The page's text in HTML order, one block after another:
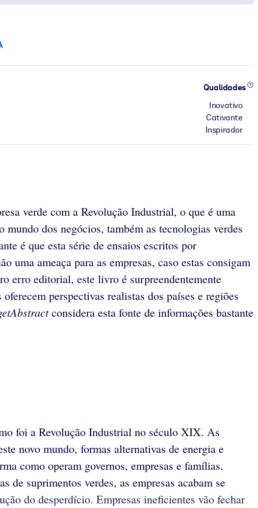
Qualidades
Inovativo
Cativante
Inspirador
verde com a Revolução Industrial, o que é uma
dos negócios, também as tecnologias verdes
é que esta série de ensaios escritos por
uma ameaça para as empresas, caso estas consigam
erro editorial, este livro é surpreendentemente
perspectivas realistas dos países e regiões
considera esta fonte de informações bastante
foi a Revolução Industrial no século XIX. As
novo mundo, formas alternativas de energia e
como operam governos, empresas e famílias.
de suprimentos verdes, as empresas acabam se
do desperdício. Empresas ineficientes vão fechar